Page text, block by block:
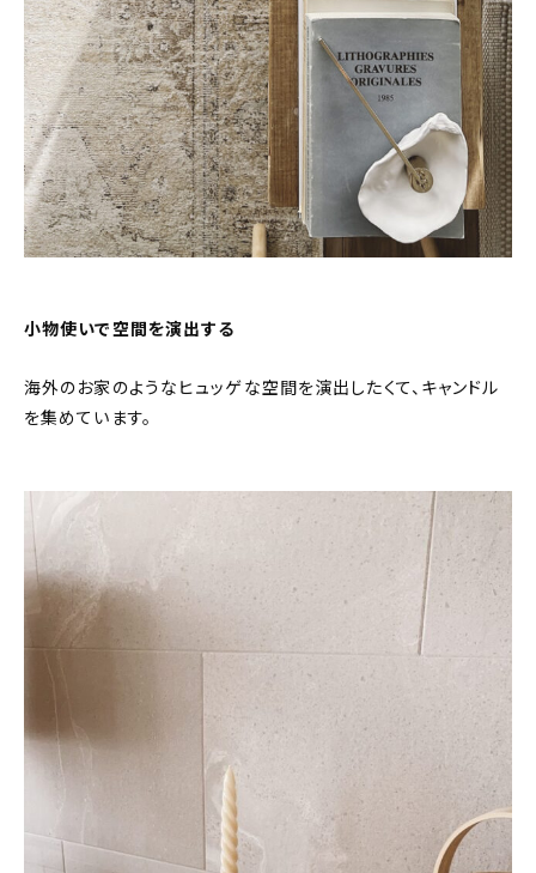
小物使いで空間を演出する
海外のお家のようなヒュッゲな空間を演出したくて、キャンドル
を集めています。